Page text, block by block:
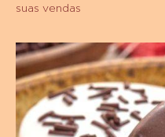
suas vendas
Alfajores